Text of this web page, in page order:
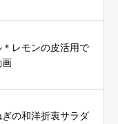
レモンの皮活用で
画
の和洋折衷サラダ